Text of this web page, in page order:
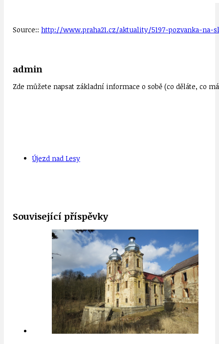
Source:: http://www.praha21.cz/aktuality/5197-pozvanka-
admin
Zde můžete napsat základní informace o sobě (co děláte, co
Újezd nad Lesy
Související příspěvky